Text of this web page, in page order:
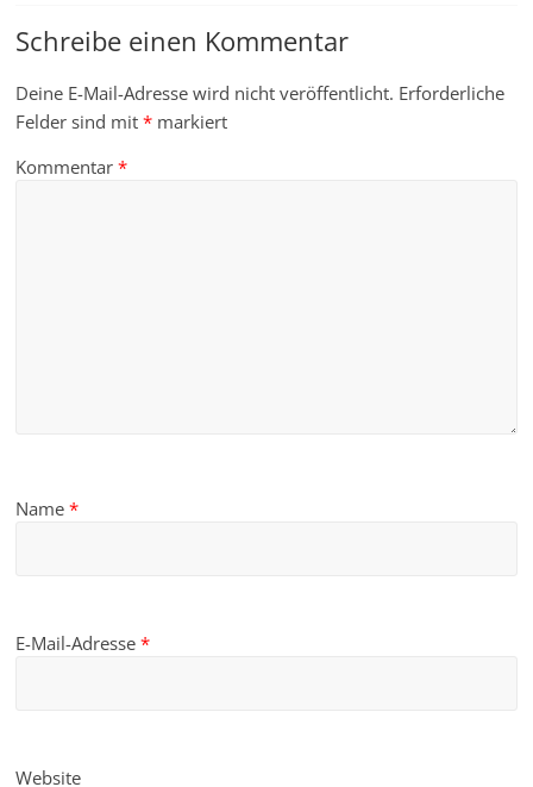
Schreibe einen Kommentar
Deine E-Mail-Adresse wird nicht veröffentlicht. Erforderliche
Felder sind mit* markiert
Kommentar*
Name*
E-Mail-Adresse*
Website